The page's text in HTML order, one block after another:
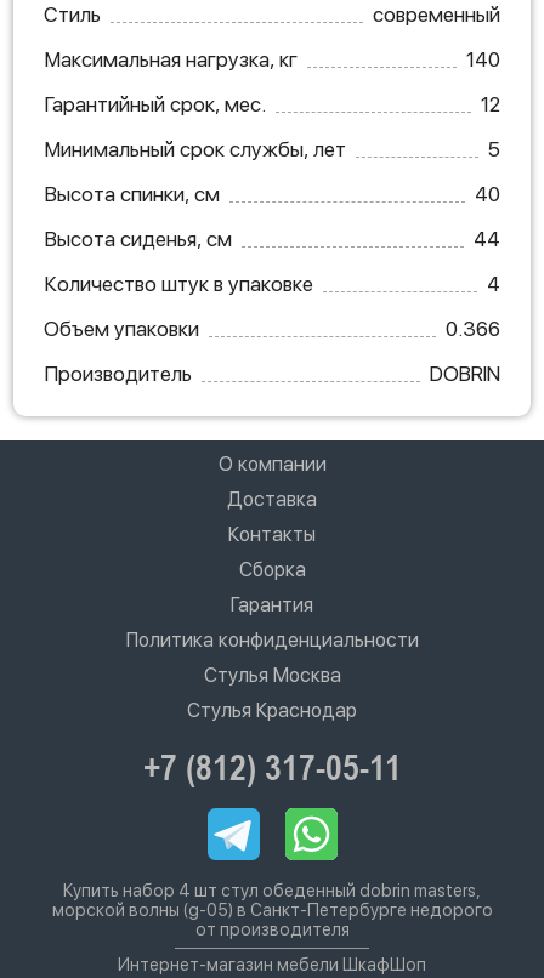
Стиль
современный
Максимальная нагрузка, кг
140
Гарантийный срок, мес.
12
Минимальный срок службы, лет
5
Высота спинки, см
40
Высота сиденья, см
44
Количество штук в упаковке
4
Объем упаковки
0.366
Производитель
DOBRIN
О компании
Доставка
Контакты
Сборка
Гарантия
Политика конфиденциальности
Стулья Москва
Стулья Краснодар
+7 (812) 317-05-11
Купить набор 4 шт стул обеденный dobrin masters,
морской волны (g-05) в Санкт-Петербурге недорого
от производителя
Интернет-магазин мебели ШкафШоп